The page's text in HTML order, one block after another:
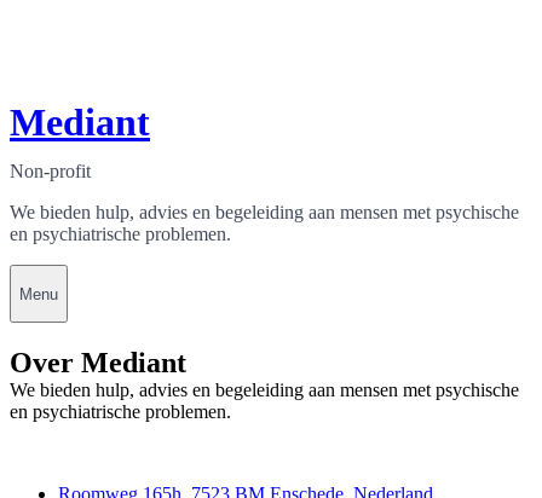
Mediant
Non-profit
We bieden hulp, advies en begeleiding aan mensen met psychische
en psychiatrische problemen.
Menu
Over Mediant
We bieden hulp, advies en begeleiding aan mensen met psychische
en psychiatrische problemen.
Roomweg 165h, 7523 BM Enschede, Nederland